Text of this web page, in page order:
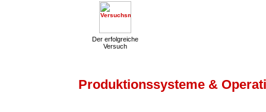
Der erfolgreiche
Versuch
Produktionssysteme &